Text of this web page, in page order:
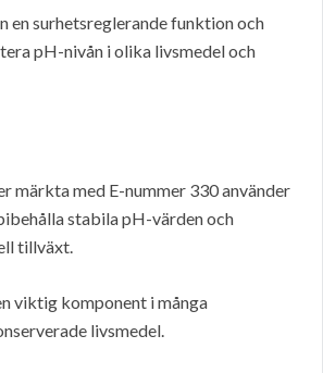
en surhetsreglerande funktion och
pH-nivån i olika livsmedel och
märkta med E-nummer 330 använder
stabila pH-värden och
tillväxt.
viktig komponent i många
livsmedel.